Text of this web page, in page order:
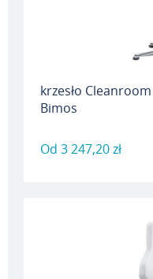
krzesło
Bimos
Od 3 247,20 zł